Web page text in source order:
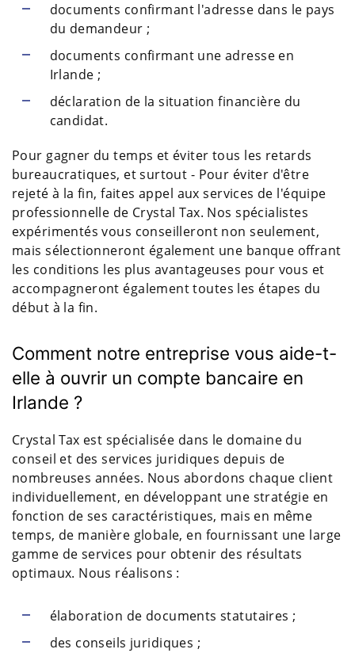
documents confirmant l'adresse dans le pays
du demandeur ;
documents confirmant une adresse en
Irlande ;
déclaration de la situation financière du
candidat.
Pour gagner du temps et éviter tous les retards
bureaucratiques, et surtout - Pour éviter d'être
rejeté à la fin, faites appel aux services de l'équipe
professionnelle de Crystal Tax. Nos spécialistes
expérimentés vous conseilleront non seulement,
mais sélectionneront également une banque offrant
les conditions les plus avantageuses pour vous et
accompagneront également toutes les étapes du
début à la fin.
Comment notre entreprise vous aide-t-
elle à ouvrir un compte bancaire en
Irlande ?
Crystal Tax est spécialisée dans le domaine du
conseil et des services juridiques depuis de
nombreuses années. Nous abordons chaque client
individuellement, en développant une stratégie en
fonction de ses caractéristiques, mais en même
temps, de manière globale, en fournissant une large
gamme de services pour obtenir des résultats
optimaux. Nous réalisons :
élaboration de documents statutaires ;
des conseils juridiques ;